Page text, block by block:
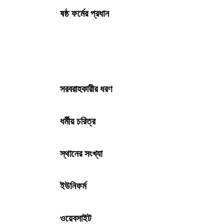
ষষ্ঠ ফর্মের প্রধান
সরবরাহকারীর ধরণ
ধর্মীয় চরিত্র
স্থানের সংখ্যা
ইউনিফর্ম
ওয়েবসাইট